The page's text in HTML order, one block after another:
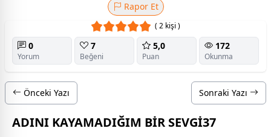
Rapor Et
( 2 kişi )
0
Yorum
7
Beğeni
5,0
Puan
172
Okunma
Önceki Yazı Sonraki Yazı
ADINI KAYAMADIĞIM BİR SEVGİ37